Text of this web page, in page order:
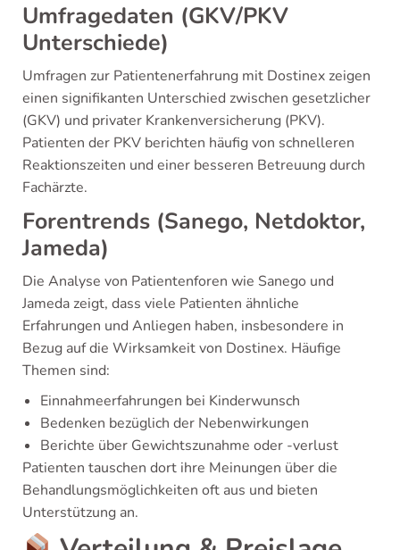
Umfragedaten (GKV/PKV
Unterschiede)
Umfragen zur Patientenerfahrung mit Dostinex zeigen
einen signifikanten Unterschied zwischen gesetzlicher
(GKV) und privater Krankenversicherung (PKV).
Patienten der PKV berichten häufig von schnelleren
Reaktionszeiten und einer besseren Betreuung durch
Fachärzte.
Forentrends (Sanego, Netdoktor,
Jameda)
Die Analyse von Patientenforen wie Sanego und
Jameda zeigt, dass viele Patienten ähnliche
Erfahrungen und Anliegen haben, insbesondere in
Bezug auf die Wirksamkeit von Dostinex. Häufige
Themen sind:
Einnahmeerfahrungen bei Kinderwunsch
Bedenken bezüglich der Nebenwirkungen
Berichte über Gewichtszunahme oder -verlust
Patienten tauschen dort ihre Meinungen über die
Behandlungsmöglichkeiten oft aus und bieten
Unterstützung an.